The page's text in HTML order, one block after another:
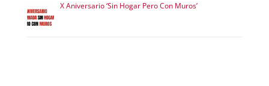
X Aniversario ‘Sin Hogar Pero Con Muros’